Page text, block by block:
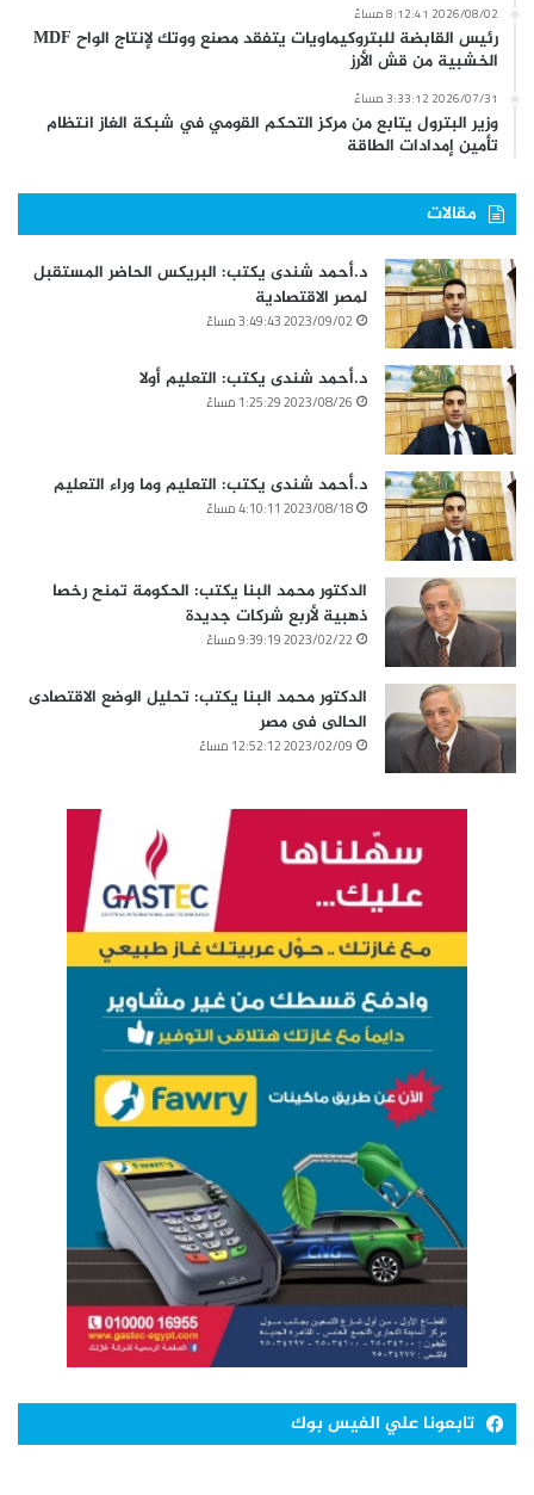
2026/08/02 8:12:41 مساءً
رئيس القابضة للبتروكيماويات يتفقد مصنع ووتك لإنتاج الواح MDF
الخشبية من قش الأرز
2026/07/31 3:33:12 مساءً
وزير البترول يتابع من مركز التحكم القومي في شبكة الغاز انتظام
تأمين إمدادات الطاقة
مقالات
د.أحمد شندى يكتب: البريكس الحاضر المستقبل
لمصر الاقتصادية
2023/09/02 3:49:43 مساءً
د.أحمد شندى يكتب: التعليم أولا
2023/08/26 1:25:29 مساءً
د.أحمد شندى يكتب: التعليم وما وراء التعليم
2023/08/18 4:10:11 مساءً
الدكتور محمد البنا يكتب: الحكومة تمنح رخصا
ذهبية لأربع شركات جديدة
2023/02/22 9:39:19 مساءً
الدكتور محمد البنا يكتب: تحليل الوضع الاقتصادى
الحالى فى مصر
2023/02/09 12:52:12 مساءً
تابعونا علي الفيس بوك